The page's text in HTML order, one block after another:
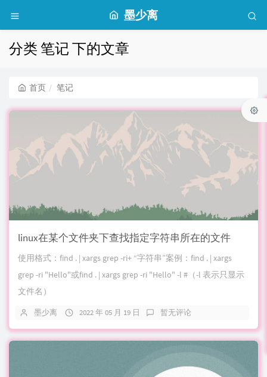
墨少离
分类 笔记 下的文章
首页 笔记
linux在某个文件夹下查找指定字符串所在的文件
使用格式：find . | xargs grep -ri+ “字符串”案例：find . | xargs
grep -ri "Hello"或find . | xargs grep -ri "Hello" -l #（-l 表示只显示
文件名）
墨少离 2022 年 05 月 19 日 暂无评论